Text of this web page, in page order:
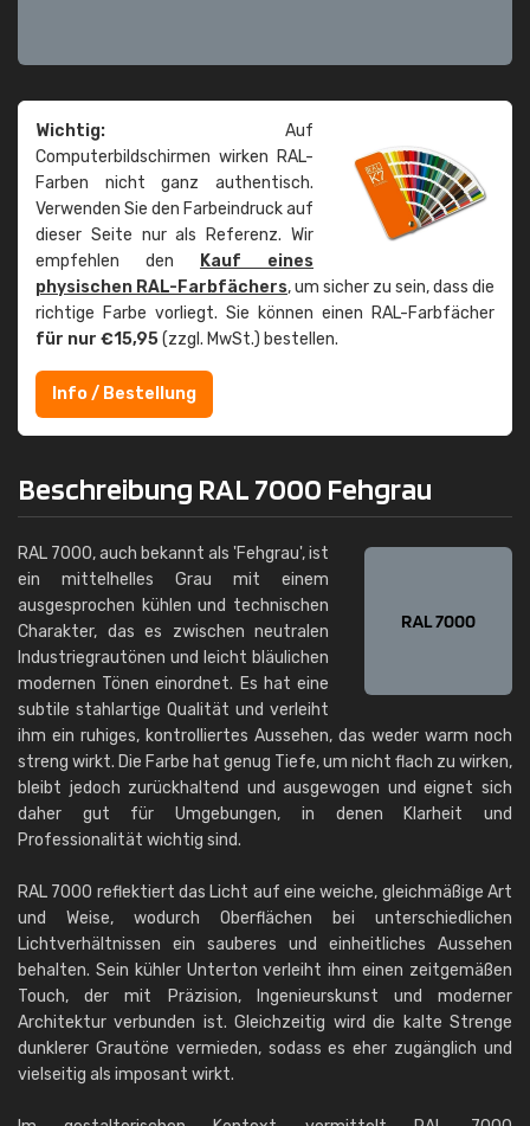
Wichtig: Auf
Computerbildschirmen wirken RAL-
Farben nicht ganz authentisch.
Verwenden Sie den Farbeindruck auf
dieser Seite nur als Referenz. Wir
empfehlen den
Kauf eines
physischen RAL-Farbfächers, um sicher zu sein, dass die
richtige Farbe vorliegt. Sie können einen RAL-Farbfächer
für nur €15,95(zzgl. MwSt.) bestellen.
Info / Bestellung
Beschreibung RAL 7000 Fehgrau
RAL 7000, auch bekannt als 'Fehgrau', ist
ein mittelhelles Grau mit einem
ausgesprochen kühlen und technischen
Charakter, das es zwischen neutralen
Industriegrautönen und leicht bläulichen
modernen Tönen einordnet. Es hat eine
subtile stahlartige Qualität und verleiht
ihm ein ruhiges, kontrolliertes Aussehen, das weder warm noch
streng wirkt. Die Farbe hat genug Tiefe, um nicht flach zu wirken,
bleibt jedoch zurückhaltend und ausgewogen und eignet sich
daher gut für Umgebungen, in denen Klarheit und
Professionalität wichtig sind.
RAL 7000 reflektiert das Licht auf eine weiche, gleichmäßige Art
und Weise, wodurch Oberflächen bei unterschiedlichen
Lichtverhältnissen ein sauberes und einheitliches Aussehen
behalten. Sein kühler Unterton verleiht ihm einen zeitgemäßen
Touch, der mit Präzision, Ingenieurskunst und moderner
Architektur verbunden ist. Gleichzeitig wird die kalte Strenge
dunklerer Grautöne vermieden, sodass es eher zugänglich und
vielseitig als imposant wirkt.